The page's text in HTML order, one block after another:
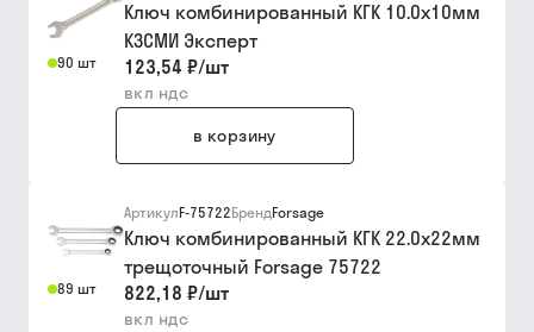
90 шт
Ключ комбинированный КГК 10.0х10мм
КЗСМИ Эксперт
123,54 ₽/шт
вкл ндс
в корзину
89 шт
АртикулF-75722БрендForsage
Ключ комбинированный КГК 22.0х22мм
трещоточный Forsage 75722
822,18 ₽/шт
вкл ндс